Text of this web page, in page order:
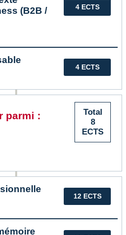
4 ECTS
(B2B /
4 ECTS
Total
8
ECTS
parmi :
12 ECTS